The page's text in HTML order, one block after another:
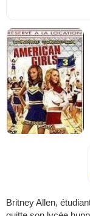
Britney Allen,